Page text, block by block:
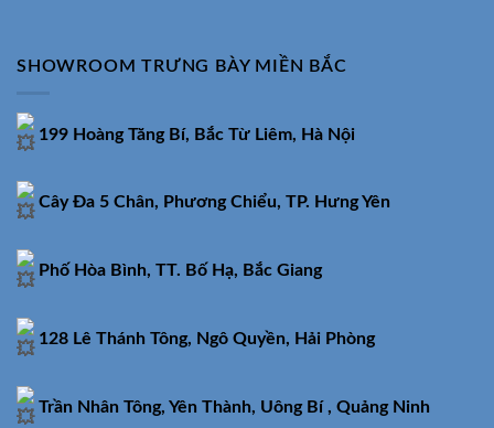
SHOWROOM TRƯNG BÀY MIỀN BẮC
199 Hoàng Tăng Bí, Bắc Từ Liêm, Hà Nội
Cây Đa 5 Chân, Phương Chiểu, TP. Hưng Yên
Phố Hòa Bình, TT. Bố Hạ, Bắc Giang
128 Lê Thánh Tông, Ngô Quyền, Hải Phòng
Trần Nhân Tông, Yên Thành, Uông Bí , Quảng Ninh